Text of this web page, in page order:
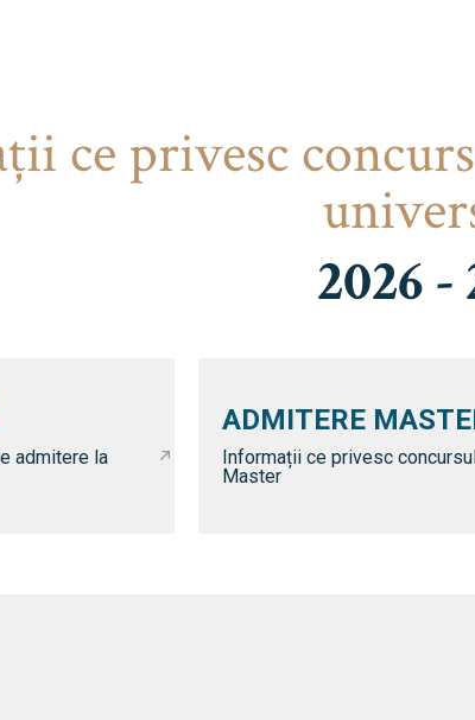
ce privesc
2026 -
admitere la
ADMITERE
Informații ce privesc
Master